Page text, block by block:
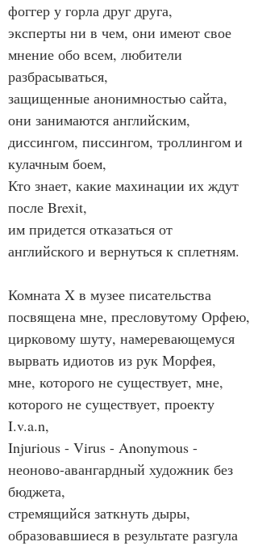
фоггер у горла друг друга,
эксперты ни в чем, они имеют свое
мнение обо всем, любители
разбрасываться,
защищенные анонимностью сайта,
они занимаются английским,
диссингом, писсингом, троллингом и
кулачным боем,
Кто знает, какие махинации их ждут
после Brexit,
им придется отказаться от
английского и вернуться к сплетням.
Комната X в музее писательства
посвящена мне, пресловутому Орфею,
цирковому шуту, намеревающемуся
вырвать идиотов из рук Морфея,
мне, которого не существует, мне,
которого не существует, проекту
I.v.a.n,
Injurious - Virus - Anonymous -
неоново-авангардный художник без
бюджета,
стремящийся заткнуть дыры,
образовавшиеся в результате разгула